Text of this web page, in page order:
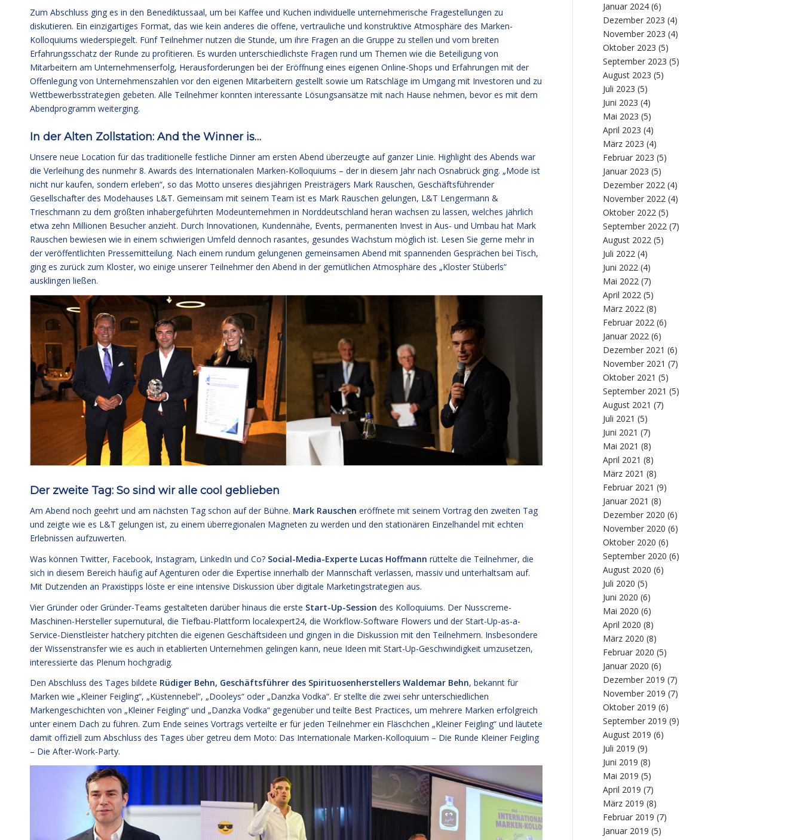
Zum Abschluss ging es in den Benediktussaal, um bei Kaffee und Kuchen individuelle unternehmerische Fragestellungen zu
diskutieren. Ein einzigartiges Format, das wie kein anderes die offene, vertrauliche und konstruktive Atmosphäre des Marken-
Kolloquiums wiederspiegelt. Fünf Teilnehmer nutzen die Stunde, um ihre Fragen an die Gruppe zu stellen und vom breiten
Erfahrungsschatz der Runde zu profitieren. Es wurden unterschiedlichste Fragen rund um Themen wie die Beteiligung von
Mitarbeitern am Unternehmenserfolg, Herausforderungen bei der Eröffnung eines eigenen Online-Shops und Erfahrungen mit der
Offenlegung von Unternehmenszahlen vor den eigenen Mitarbeitern gestellt sowie um Ratschläge im Umgang mit Investoren und zu
Wettbewerbsstrategien gebeten. Alle Teilnehmer konnten interessante Lösungsansätze mit nach Hause nehmen, bevor es mit dem
Abendprogramm weiterging.
In der Alten Zollstation: And the Winner is…
Unsere neue Location für das traditionelle festliche Dinner am ersten Abend überzeugte auf ganzer Linie. Highlight des Abends war
die Verleihung des nunmehr 8. Awards des Internationalen Marken-Kolloquiums – der in diesem Jahr nach Osnabrück ging. „Mode ist
nicht nur kaufen, sondern erleben“, so das Motto unseres diesjährigen Preisträgers Mark Rauschen, Geschäftsführender
Gesellschafter des Modehauses L&T. Gemeinsam mit seinem Team ist es Mark Rauschen gelungen, L&T Lengermann &
Trieschmann zu dem größten inhabergeführten Modeunternehmen in Norddeutschland heran wachsen zu lassen, welches jährlich
etwa zehn Millionen Besucher anzieht. Durch Innovationen, Kundennähe, Events, permanenten Invest in Aus- und Umbau hat Mark
Rauschen bewiesen wie in einem schwierigen Umfeld dennoch rasantes, gesundes Wachstum möglich ist. Lesen Sie gerne mehr in
der veröffentlichten Pressemitteilung. Nach einem rundum gelungenen gemeinsamen Abend mit spannenden Gesprächen bei Tisch,
ging es zurück zum Kloster, wo einige unserer Teilnehmer den Abend in der gemütlichen Atmosphäre des „Kloster Stüberls“
ausklingen ließen.
Der zweite Tag: So sind wir alle cool geblieben
Am Abend noch geehrt und am nächsten Tag schon auf der Bühne. Mark Rauschen eröffnete mit seinem Vortrag den zweiten Tag
und zeigte wie es L&T gelungen ist, zu einem überregionalen Magneten zu werden und den stationären Einzelhandel mit echten
Erlebnissen aufzuwerten.
Was können Twitter, Facebook, Instagram, LinkedIn und Co? Social-Media-Experte Lucas Hoffmann rüttelte die Teilnehmer, die
sich in diesem Bereich häufig auf Agenturen oder die Expertise innerhalb der Mannschaft verlassen, massiv und unterhaltsam auf.
Mit Dutzenden an Praxistipps löste er eine intensive Diskussion über digitale Marketingstrategien aus.
Vier Gründer oder Gründer-Teams gestalteten darüber hinaus die erste Start-Up-Session des Kolloquiums. Der Nusscreme-
Maschinen-Hersteller supernutural, die Tiefbau-Plattform localexpert24, die Workflow-Software Flowers und der Start-Up-as-a-
Service-Dienstleister hatchery pitchten die eigenen Geschäftsideen und gingen in die Diskussion mit den Teilnehmern. Insbesondere
der Wissenstransfer wie es auch in etablierten Unternehmen gelingen kann, neue Ideen mit Start-Up-Geschwindigkeit umzusetzen,
interessierte das Plenum hochgradig.
Den Abschluss des Tages bildete Rüdiger Behn, Geschäftsführer des Spirituosenherstellers Waldemar Behn, bekannt für
Marken wie „Kleiner Feigling“, „Küstennebel“, „Dooleys“ oder „Danzka Vodka“. Er stellte die zwei sehr unterschiedlichen
Markengeschichten von „Kleiner Feigling“ und „Danzka Vodka“ gegenüber und teilte Best Practices, um mehrere Marken erfolgreich
unter einem Dach zu führen. Zum Ende seines Vortrags verteilte er für jeden Teilnehmer ein Fläschchen „Kleiner Feigling“ und läutete
damit offiziell zum Abschluss des Tages über getreu dem Moto: Das Internationale Marken-Kolloquium – Die Runde Kleiner Feigling
– Die After-Work-Party.
Januar 2024 (6)
Dezember 2023 (4)
November 2023 (4)
Oktober 2023 (5)
September 2023 (5)
August 2023 (5)
Juli 2023 (5)
Juni 2023 (4)
Mai 2023 (5)
April 2023 (4)
März 2023 (4)
Februar 2023 (5)
Januar 2023 (5)
Dezember 2022 (4)
November 2022 (4)
Oktober 2022 (5)
September 2022 (7)
August 2022 (5)
Juli 2022 (4)
Juni 2022 (4)
Mai 2022 (7)
April 2022 (5)
März 2022 (8)
Februar 2022 (6)
Januar 2022 (6)
Dezember 2021 (6)
November 2021 (7)
Oktober 2021 (5)
September 2021 (5)
August 2021 (7)
Juli 2021 (5)
Juni 2021 (7)
Mai 2021 (8)
April 2021 (8)
März 2021 (8)
Februar 2021 (9)
Januar 2021 (8)
Dezember 2020 (6)
November 2020 (6)
Oktober 2020 (6)
September 2020 (6)
August 2020 (6)
Juli 2020 (5)
Juni 2020 (6)
Mai 2020 (6)
April 2020 (8)
März 2020 (8)
Februar 2020 (5)
Januar 2020 (6)
Dezember 2019 (7)
November 2019 (7)
Oktober 2019 (6)
September 2019 (9)
August 2019 (6)
Juli 2019 (9)
Juni 2019 (8)
Mai 2019 (5)
April 2019 (7)
März 2019 (8)
Februar 2019 (7)
Januar 2019 (5)